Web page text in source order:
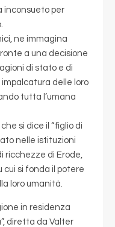
inconsueto per
ne immagina
a una decisione
di stato e di
delle loro
tutta l’umana
si dice il “figlio di
nelle istituzioni
ricchezze di Erode,
cui si fonda il potere
loro umanità.
in residenza
diretta da Valter